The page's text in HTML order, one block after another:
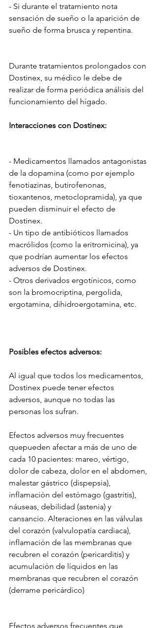
- Si durante el tratamiento nota
sensación de sueño o la aparición de
sueño de forma brusca y repentina.
Durante tratamientos prolongados con
Dostinex, su médico le debe de
realizar de forma periódica análisis del
funcionamiento del hígado.
Interacciones con Dostinex:
- Medicamentos llamados antagonistas
de la dopamina (como por ejemplo
fenotiazinas, butirofenonas,
tioxantenos, metoclopramida), ya que
pueden disminuir el efecto de
Dostinex.
- Un tipo de antibióticos llamados
macrólidos (como la eritromicina), ya
que podrían aumentar los efectos
adversos de Dostinex.
- Otros derivados ergotínicos, como
son la bromocriptina, pergolida,
ergotamina, dihidroergotamina, etc.
Posibles efectos adversos:
Al igual que todos los medicamentos,
Dostinex puede tener efectos
adversos, aunque no todas las
personas los sufran.
Efectos adversos muy frecuentes
quepueden afectar a más de uno de
cada 10 pacientes: mareo, vértigo,
dolor de cabeza, dolor en el abdomen,
malestar gástrico (dispepsia),
inflamación del estómago (gastritis),
náuseas, debilidad (astenia) y
cansancio. Alteraciones en las válvulas
del corazón (valvulopatía cardiaca),
inflamación de las membranas que
recubren el corazón (pericarditis) y
acumulación de líquidos en las
membranas que recubren el corazón
(derrame pericárdico)
Efectos adversos frecuentes que